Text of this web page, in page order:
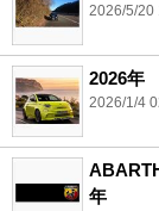
2026/5/20
2026年
2026/1/4
年